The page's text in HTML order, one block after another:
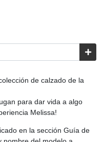
de calzado de la
para dar vida a algo
Melissa!
en la sección Guía de